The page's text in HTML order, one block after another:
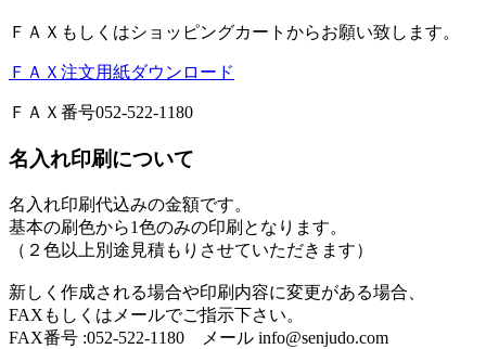
ＦＡＸもしくはショッピングカートからお願い致します。
ＦＡＸ注文用紙ダウンロード
ＦＡＸ番号052-522-1180
名入れ印刷について
名入れ印刷代込みの金額です。
基本の刷色から1色のみの印刷となります。
（２色以上別途見積もりさせていただきます）
新しく作成される場合や印刷内容に変更がある場合、
FAXもしくはメールでご指示下さい。
FAX番号 :052-522-1180 メール info@senjudo.com